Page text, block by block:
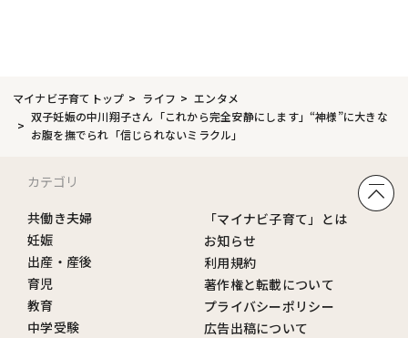
マイナビ子育てトップ ライフ
エンタメ
双子妊娠の中川翔子さん「これから完全安静にします」“神様”に大きな
お腹を撫でられ「信じられないミラクル」
カテゴリ
共働き夫婦
妊娠
出産・産後
育児
教育
中学受験
「マイナビ子育て」とは
お知らせ
利用規約
著作権と転載について
プライバシーポリシー
広告出稿について